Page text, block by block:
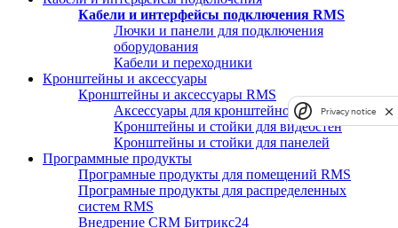
Кабели и интерфейсы подключения RMS
Лючки и панели для подключения
оборудования
Кабели и переходники
Кронштейны и аксессуары
Кронштейны и аксессуары RMS
Аксессуары для кронштейнов и стоек
Кронштейны и стойки для видеостен
Кронштейны и стойки для панелей
Программные продукты
Програмные продукты для помещений RMS
Програмные продукты для распределенных
систем RMS
Внедрение CRM Битрикс24
Privacy notice